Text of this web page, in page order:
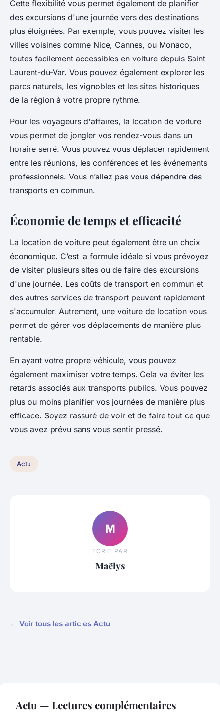
Cette flexibilité vous permet également de planifier
des excursions d'une journée vers des destinations
plus éloignées. Par exemple, vous pouvez visiter les
villes voisines comme Nice, Cannes, ou Monaco,
toutes facilement accessibles en voiture depuis Saint-
Laurent-du-Var. Vous pouvez également explorer les
parcs naturels, les vignobles et les sites historiques
de la région à votre propre rythme.
Pour les voyageurs d'affaires, la location de voiture
vous permet de jongler vos rendez-vous dans un
horaire serré. Vous pouvez vous déplacer rapidement
entre les réunions, les conférences et les événements
professionnels. Vous n’allez pas vous dépendre des
transports en commun.
Économie de temps et efficacité
La location de voiture peut également être un choix
économique. C’est la formule idéale si vous prévoyez
de visiter plusieurs sites ou de faire des excursions
d'une journée. Les coûts de transport en commun et
des autres services de transport peuvent rapidement
s'accumuler. Autrement, une voiture de location vous
permet de gérer vos déplacements de manière plus
rentable.
En ayant votre propre véhicule, vous pouvez
également maximiser votre temps. Cela va éviter les
retards associés aux transports publics. Vous pouvez
plus ou moins planifier vos journées de manière plus
efficace. Soyez rassuré de voir et de faire tout ce que
vous avez prévu sans vous sentir pressé.
Actu
M
ECRIT PAR
Maëlys
← Voir tous les articles Actu
Actu — Lectures complémentaires